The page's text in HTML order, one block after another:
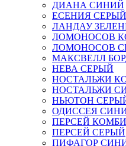
ДИАНА СИНИЙ
ЕСЕНИЯ СЕРЫЙ
ЛАНДАУ
ЛОМОНОСОВ
ЛОМОНОСОВ
МАКСВЕЛЛ
НЕВА СЕРЫЙ
НОСТАЛЬЖИ
НОСТАЛЬЖИ
НЬЮТОН
ОДИССЕЯ
ПЕРСЕЙ
ПЕРСЕЙ СЕРЫЙ
ПИФАГОР